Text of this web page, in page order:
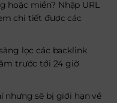
hoặc miền? Nhập URL
chi tiết được các
lọc các backlink
trước tới 24 giờ
nhưng sẽ bị giới hạn về